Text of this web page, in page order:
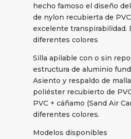
hecho famoso el diseño
de nylon recubierta de
excelente transpirabilidad.
diferentes colores
Silla apilable con o sin
estructura de aluminio
Asiento y respaldo de
poliéster recubierto de
PVC + cáñamo (Sand Air
diferentes colores.
Modelos disponibles